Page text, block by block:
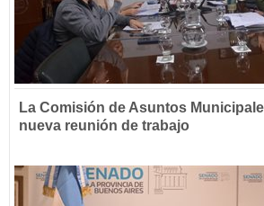
La Comisión de Asuntos
nueva reunión de trabajo